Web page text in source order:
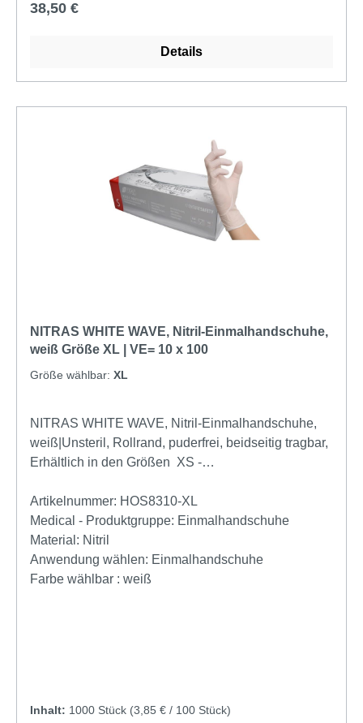
Regulärer Preis:
38,50 €
Details
NITRAS WHITE WAVE, Nitril-Einmalhandschuhe,
weiß Größe XL | VE= 10 x 100
Größe wählbar: XL
NITRAS WHITE WAVE, Nitril-Einmalhandschuhe,
weiß|Unsteril, Rollrand, puderfrei, beidseitig tragbar,
Erhältlich in den Größen XS -
Einmalhandschuheweißunsteril Rollrand puderfrei
hergestellt nach EN 455 Länge: 300 mmfür
Lebensmittelkontakt beidseitig tragbar medizinische
Untersuchungshandschuhe mikrogeraute
Fingerspitzen AQL 1,5
Artikelnummer: HOS8310-XL
Medical - Produktgruppe: Einmalhandschuhe
Material: Nitril
Anwendung wählen: Einmalhandschuhe
Farbe wählbar : weiß
Inhalt: 1000 Stück (3,85 € / 100 Stück)